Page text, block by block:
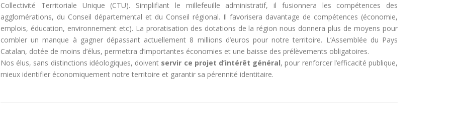
Collectivité Territoriale Unique (CTU). Simplifiant le millefeuille administratif, il fusionnera les compétences des
agglomérations, du Conseil départemental et du Conseil régional. Il favorisera davantage de compétences (économie,
emplois, éducation, environnement etc). La proratisation des dotations de la région nous donnera plus de moyens pour
combler un manque à gagner dépassant actuellement 8 millions d’euros pour notre territoire. L’Assemblée du Pays
Catalan, dotée de moins d’élus, permettra d’importantes économies et une baisse des prélèvements obligatoires.
Nos élus, sans distinctions idéologiques, doivent servir ce projet d’intérêt général, pour renforcer l’efficacité publique,
mieux identifier économiquement notre territoire et garantir sa pérennité identitaire.